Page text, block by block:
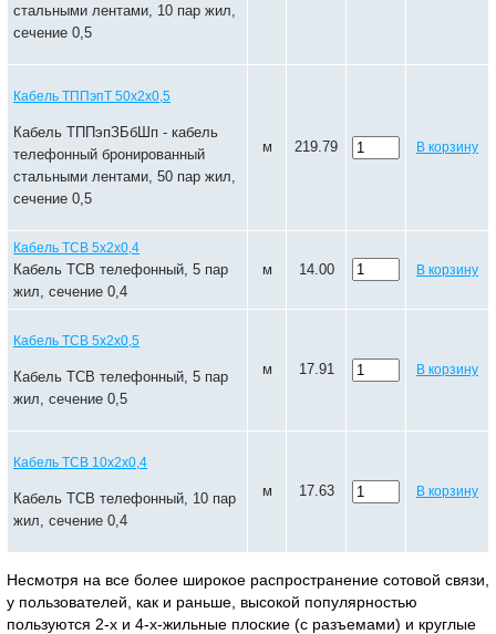
стальными лентами, 10 пар жил,
сечение 0,5
Кабель ТППэпТ 50х2х0,5
Кабель ТППэпЗБбШп - кабель
телефонный бронированный
стальными лентами, 50 пар жил,
сечение 0,5
м 219.79 В корзину
Кабель ТСВ 5х2х0,4
Кабель ТСВ телефонный, 5 пар
жил, сечение 0,4
м 14.00 В корзину
Кабель ТСВ 5х2х0,5
Кабель ТСВ телефонный, 5 пар
жил, сечение 0,5
м 17.91 В корзину
Кабель ТСВ 10х2х0,4
Кабель ТСВ телефонный, 10 пар
жил, сечение 0,4
м 17.63 В корзину
Несмотря на все более широкое распространение сотовой связи,
у пользователей, как и раньше, высокой популярностью
пользуются 2-х и 4-х-жильные плоские (с разъемами) и круглые